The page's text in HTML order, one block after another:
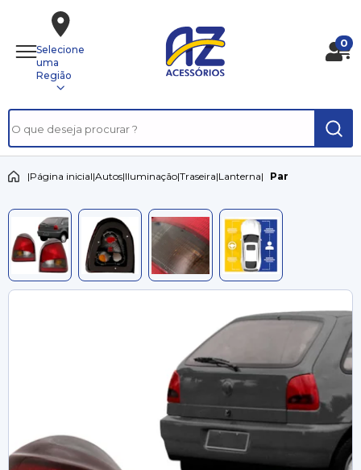
Selecione
uma
Região
0
|Página inicial|Autos|Iluminação|Traseira|Lanterna| Par